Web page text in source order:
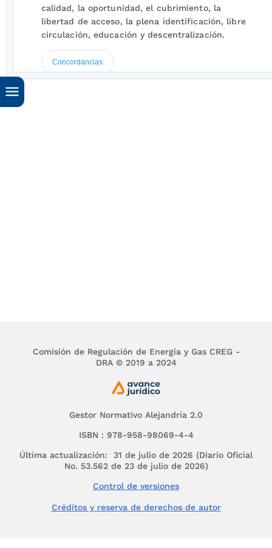
calidad, la oportunidad, el cubrimiento, la
libertad de acceso, la plena identificación, libre
circulación, educación y descentralización.
Concordancias
La Superintendencia General de Puertos y
Las Fuerzas Militares para cumplir
de este artículo.
Los Agentes de Tránsito y Transporte.
PARÁGRAFO 1o.Las entidades públicas o
convenio les sean asignadas determinadas
funciones de tránsito, constituirán organismos
Gestor Normativo Alejandría 2.0
ISBN : 978-958-98069-4-4
Última actualización: 31 de julio de 2026 (Diario Oficial
No. 53.562 de 23 de julio de 2026)
Control de versiones
Créditos y reserva de derechos de autor
Comisión de Regulación de Energía y Gas CREG -
DRA © 2019 a 2024